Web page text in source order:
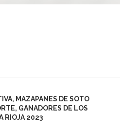
MAZAPANES DE SOTO
GANADORES DE LOS
RIOJA 2023